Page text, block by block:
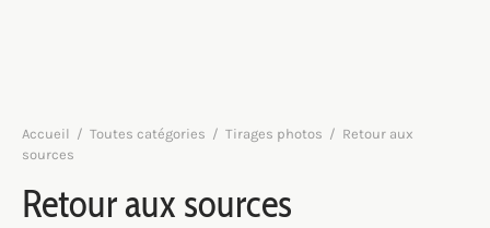
Accueil / Toutes catégories / Tirages photos / Retour aux
sources
Retour aux sources